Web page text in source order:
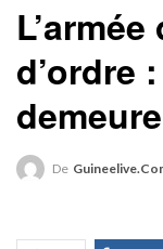
d’ordre
De